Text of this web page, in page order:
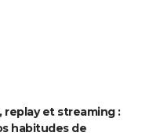
replay et streaming :
habitudes de